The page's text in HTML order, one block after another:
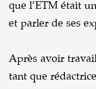
que l’ETM était
et parler de ses
Après avoir
tant que